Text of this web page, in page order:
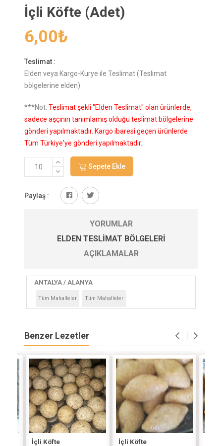
İçli Köfte (Adet)
6,00₺
Teslimat :
Elden veya Kargo-Kurye ile Teslimat (Teslimat
bölgelerine elden)
***Not: Teslimat şekli "Elden Teslimat" olan ürünlerde,
sadece aşçının tanımlamış olduğu teslimat bölgelerine
gönderi yapılmaktadır. Kargo ibaresi geçen ürünlerde
Tüm Türkiye'ye gönderi yapılmaktadır.
Sepete Ekle
Paylaş :
YORUMLAR
ELDEN TESLIMAT BÖLGELERI
AÇIKLAMALAR
ANTALYA / ALANYA
Tüm Mahalleler Tüm Mahalleler
Benzer Lezetler
İçli Köfte İçli Köfte